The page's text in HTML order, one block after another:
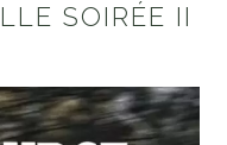
SOIRÉE II